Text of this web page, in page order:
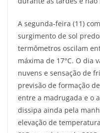
A segunda-feira (11)
surgimento de sol
termômetros oscilam
máxima de 17°C. O dia
nuvens e sensação de
previsão de formação
entre a madrugada e o
dissipa ainda pela
elevação de